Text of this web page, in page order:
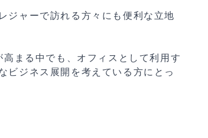
ジャーで訪れる方々にも便利な立地
まる中でも、オフィスとして利用す
ビジネス展開を考えている方にとっ